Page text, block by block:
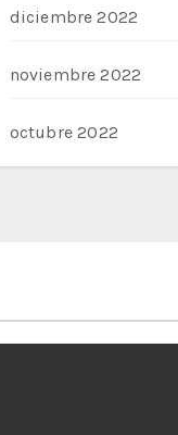
diciembre 2022
noviembre 2022
octubre 2022